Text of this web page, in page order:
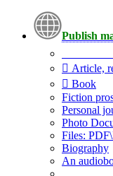
Publish
Article,
Book
Fiction
Personal
Photo
Files:
Biography
An